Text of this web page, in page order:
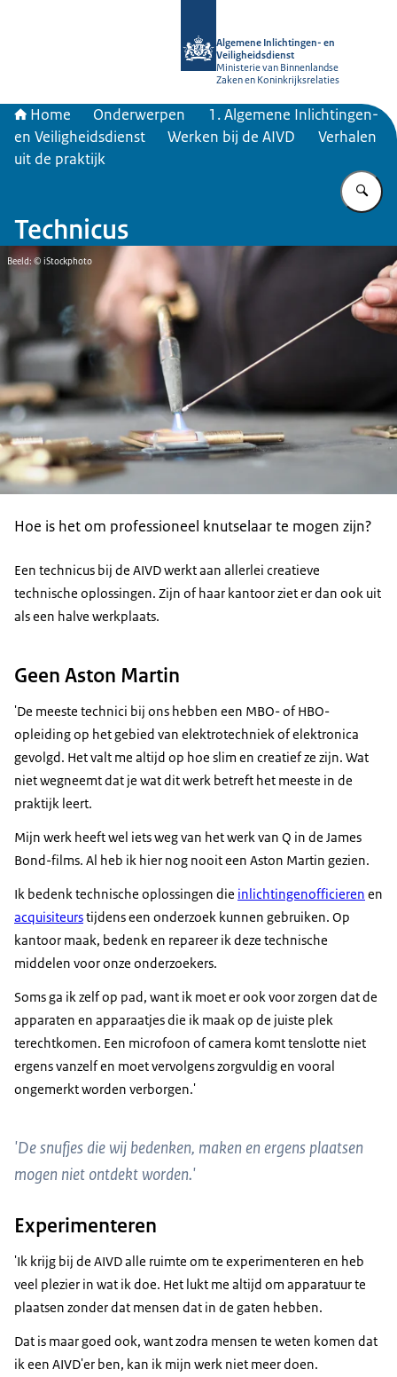
Algemene Inlichtingen- en
Veiligheidsdienst
Ministerie van Binnenlandse
Zaken en Koninkrijksrelaties
Home Onderwerpen
1. Algemene Inlichtingen-
en Veiligheidsdienst
Werken bij de AIVD
Verhalen
uit de praktijk
Technicus
Beeld: © iStockphoto
Hoe is het om professioneel knutselaar te mogen zijn?
Een technicus bij de AIVD werkt aan allerlei creatieve
technische oplossingen. Zijn of haar kantoor ziet er dan ook uit
als een halve werkplaats.
Geen Aston Martin
'De meeste technici bij ons hebben een MBO- of HBO-
opleiding op het gebied van elektrotechniek of elektronica
gevolgd. Het valt me altijd op hoe slim en creatief ze zijn. Wat
niet wegneemt dat je wat dit werk betreft het meeste in de
praktijk leert.
Mijn werk heeft wel iets weg van het werk van Q in de James
Bond-films. Al heb ik hier nog nooit een Aston Martin gezien.
Ik bedenk technische oplossingen die inlichtingenofficieren en
acquisiteurstijdens een onderzoek kunnen gebruiken. Op
kantoor maak, bedenk en repareer ik deze technische
middelen voor onze onderzoekers.
Soms ga ik zelf op pad, want ik moet er ook voor zorgen dat de
apparaten en apparaatjes die ik maak op de juiste plek
terechtkomen. Een microfoon of camera komt tenslotte niet
ergens vanzelf en moet vervolgens zorgvuldig en vooral
ongemerkt worden verborgen.'
'De snufjes die wij bedenken, maken en ergens plaatsen
mogen niet ontdekt worden.'
Experimenteren
'Ik krijg bij de AIVD alle ruimte om te experimenteren en heb
veel plezier in wat ik doe. Het lukt me altijd om apparatuur te
plaatsen zonder dat mensen dat in de gaten hebben.
Dat is maar goed ook, want zodra mensen te weten komen dat
ik een AIVD'er ben, kan ik mijn werk niet meer doen.